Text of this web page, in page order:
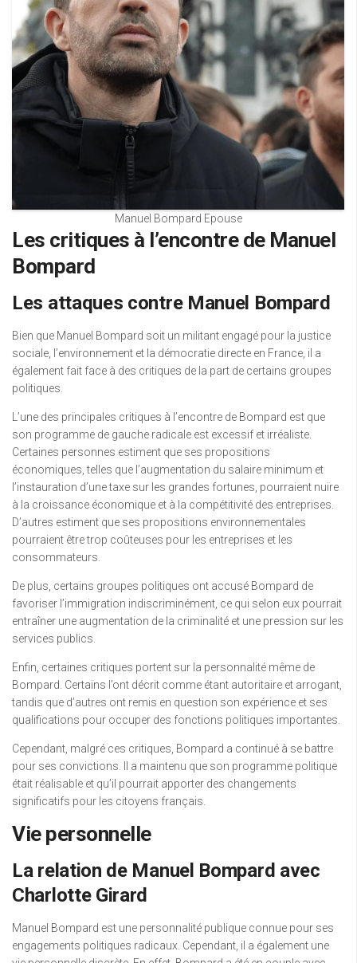
Manuel Bompard Epouse
Les critiques à l’encontre de Manuel
Bompard
Les attaques contre Manuel Bompard
Bien que Manuel Bompard soit un militant engagé pour la justice
sociale, l’environnement et la démocratie directe en France, il a
également fait face à des critiques de la part de certains groupes
politiques.
L’une des principales critiques à l’encontre de Bompard est que
son programme de gauche radicale est excessif et irréaliste.
Certaines personnes estiment que ses propositions
économiques, telles que l’augmentation du salaire minimum et
l’instauration d’une taxe sur les grandes fortunes, pourraient nuire
à la croissance économique et à la compétitivité des entreprises.
D’autres estiment que ses propositions environnementales
pourraient être trop coûteuses pour les entreprises et les
consommateurs.
De plus, certains groupes politiques ont accusé Bompard de
favoriser l’immigration indiscriminément, ce qui selon eux pourrait
entraîner une augmentation de la criminalité et une pression sur les
services publics.
Enfin, certaines critiques portent sur la personnalité même de
Bompard. Certains l’ont décrit comme étant autoritaire et arrogant,
tandis que d’autres ont remis en question son expérience et ses
qualifications pour occuper des fonctions politiques importantes.
Cependant, malgré ces critiques, Bompard a continué à se battre
pour ses convictions. Il a maintenu que son programme politique
était réalisable et qu’il pourrait apporter des changements
significatifs pour les citoyens français.
Vie personnelle
La relation de Manuel Bompard avec
Charlotte Girard
Manuel Bompard est une personnalité publique connue pour ses
engagements politiques radicaux. Cependant, il a également une